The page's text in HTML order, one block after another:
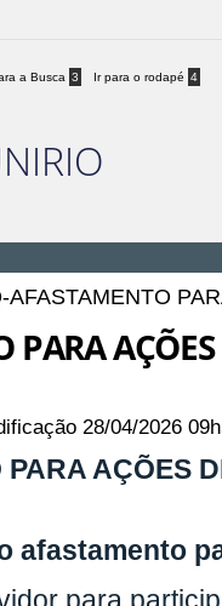
a Busca 3 Ir para o rodapé 4
AFASTAMENTO
PARA
28/04/2026
AÇÕES
afastamento